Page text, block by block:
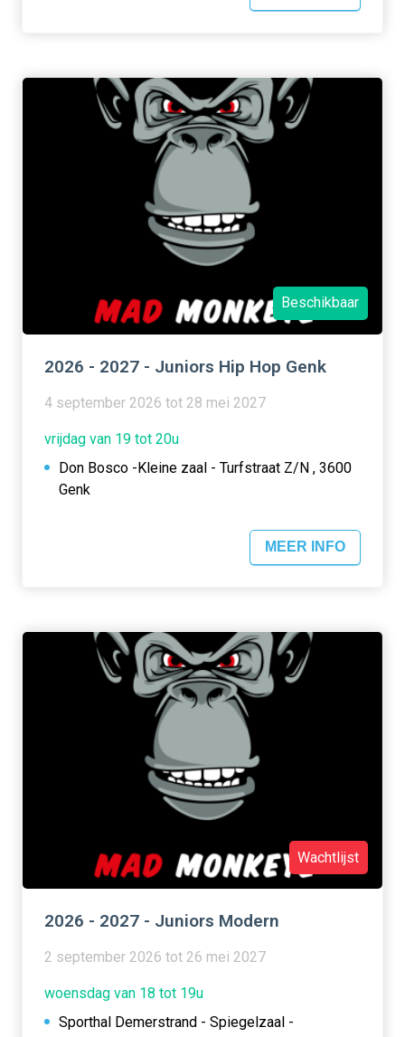
Beschikbaar
2026 - 2027 - Juniors Hip Hop Genk
4 september 2026 tot 28 mei 2027
vrijdag van 19 tot 20u
Don Bosco -Kleine zaal - Turfstraat Z/N , 3600
Genk
MEER INFO
Wachtlijst
2026 - 2027 - Juniors Modern
2 september 2026 tot 26 mei 2027
woensdag van 18 tot 19u
Sporthal Demerstrand - Spiegelzaal -